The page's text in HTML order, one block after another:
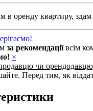
в оренду квартиру, здам
за рекомендаціївсім
×
чи
Перед тим, як